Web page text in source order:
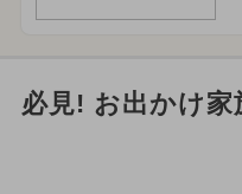
必見! お出かけ